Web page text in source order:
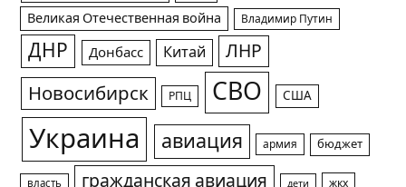
Великая Отечественная война Владимир Путин
ДНР Донбасс Китай ЛНР
Новосибирск РПЦ СВО США
Украина авиация армия бюджет
власть гражданская авиация дети жкх